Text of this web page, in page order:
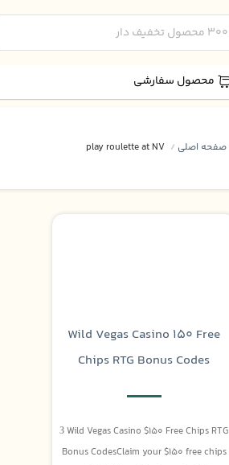
محصول سفارشی
صفحه اصلی /
play roulette at NV
Wild Vegas Casino 150 Free
Chips RTG Bonus Codes
З Wild Vegas Casino $150 Free Chips RTG
Bonus CodesClaim your $150 free chips